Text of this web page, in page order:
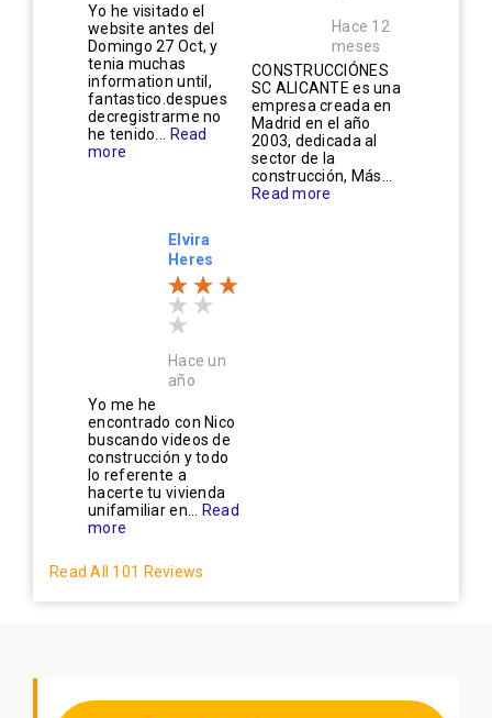
Yo he visitado el
website antes del
Domingo 27 Oct, y
tenia muchas
information until,
fantastico.despues
decregistrarme no
he tenido...
Read
more
Hace 12
meses
CONSTRUCCIÓNES
SC ALICANTE es una
empresa creada en
Madrid en el año
2003, dedicada al
sector de la
construcción, Más...
Read more
Elvira
Heres
Hace un
año
Yo me he
encontrado con Nico
buscando videos de
construcción y todo
lo referente a
hacerte tu vivienda
unifamiliar en...
Read
more
Read All 101 Reviews